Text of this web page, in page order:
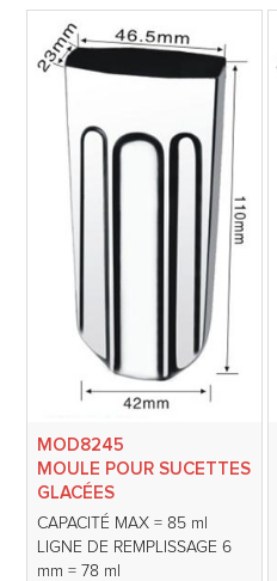
MOD8245
MOULE POUR SUCETTES
GLACÉES
CAPACITÉ MAX = 85 ml
LIGNE DE REMPLISSAGE 6
mm = 78 ml